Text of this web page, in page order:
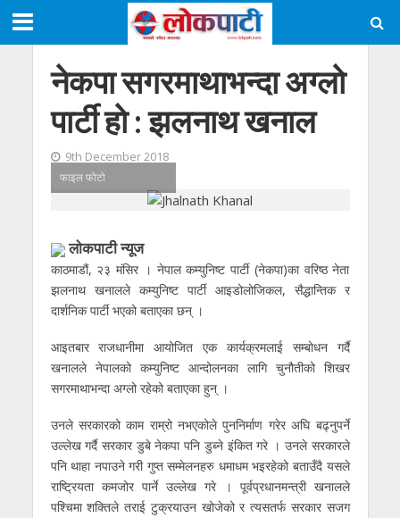
नेकपा सगरमाथाभन्दा अग्लाे
पार्टी हाे : झलनाथ खनाल
9th December 2018
फाइल फोटो
लाेकपाटी न्यूज
काठमाडौं, २३ मंसिर । नेपाल कम्युनिष्ट पार्टी (नेकपा)का वरिष्ठ नेता
झलनाथ खनालले कम्युनिष्ट पार्टी आइडोलोजिकल, सैद्धान्तिक र
दार्शनिक पार्टी भएको बताएका छन् ।
आइतबार राजधानीमा आयोजित एक कार्यक्रमलाई सम्बोधन गर्दै
खनालले नेपालको कम्युनिष्ट आन्दोलनका लागि चुनौतीको शिखर
सगरमाथाभन्दा अग्लो रहेको बताएका हुन् ।
उनले सरकारको काम राम्रो नभएकोले पुननिर्माण गरेर अघि बढ्नुपर्ने
उल्लेख गर्दै सरकार डुबे नेकपा पनि डुब्ने इंकित गरे । उनले सरकारले
पनि थाहा नपाउने गरी गुप्त सम्मेलनहरु धमाधम भइरहेको बताउँदै यसले
राष्ट्रियता कमजोर पार्ने उल्लेख गरे । पूर्वप्रधानमन्त्री खनालले
पश्चिमा शक्तिले तराई टुक्रयाउन खोजेको र त्यसतर्फ सरकार सजग